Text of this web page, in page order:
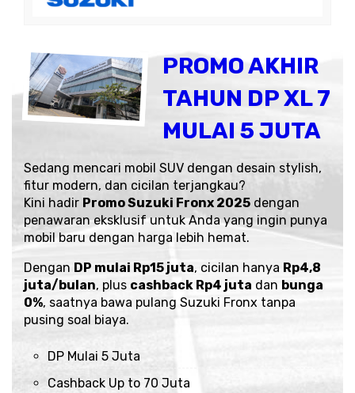
PROMO AKHIR
TAHUN DP XL 7
MULAI 5 JUTA
Sedang mencari mobil SUV dengan desain stylish,
fitur modern, dan cicilan terjangkau?
Kini hadir Promo Suzuki Fronx 2025 dengan
penawaran eksklusif untuk Anda yang ingin punya
mobil baru dengan harga lebih hemat.
Dengan DP mulai Rp15 juta, cicilan hanya Rp4,8
juta/bulan, plus cashback Rp4 juta dan bunga
0%, saatnya bawa pulang Suzuki Fronx tanpa
pusing soal biaya.
DP Mulai 5 Juta
Cashback Up to 70 Juta